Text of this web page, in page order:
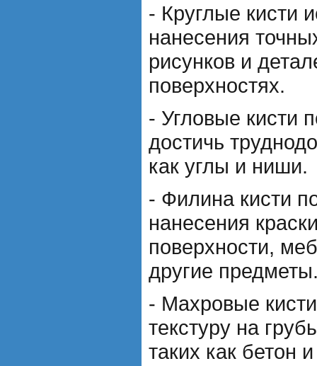
- Круглые кисти
нанесения
рисунков и
поверхностях.
- Угловые кисти
достичь
как углы и ниши.
- Филина кисти
нанесения
поверхности,
другие
- Махровые
текстуру на
таких как бетон